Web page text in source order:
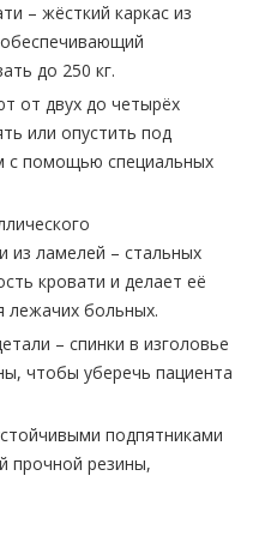
– жёсткий каркас из
до 250 кг.
от двух до четырёх
или опустить под
с помощью специальных
из ламелей – стальных
кровати и делает её
лежачих больных.
– спинки в изголовье
чтобы уберечь пациента
подпятниками
прочной резины,